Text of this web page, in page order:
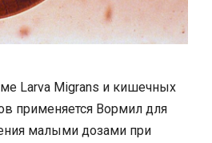
Larva Migrans и кишечных
применяется Вормил для
малыми дозами при